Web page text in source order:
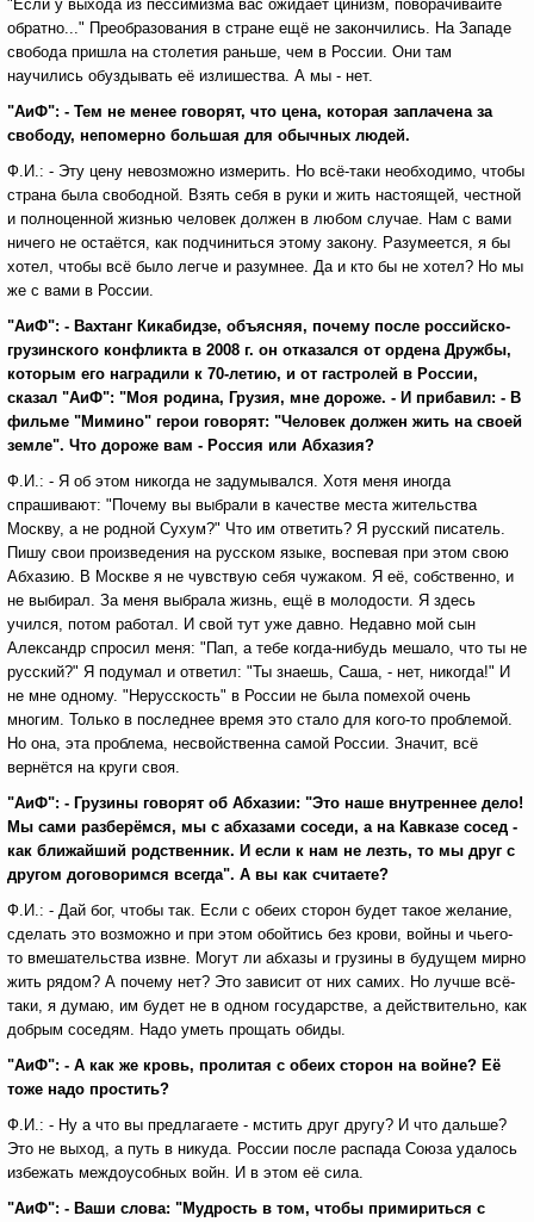
"Если у выхода из пессимизма вас ожидает цинизм, поворачивайте
обратно..." Преобразования в стране ещё не закончились. На Западе
свобода пришла на столетия раньше, чем в России. Они там
научились обуздывать её излишества. А мы - нет.
"АиФ": - Тем не менее говорят, что цена, которая заплачена за
свободу, непомерно большая для обычных людей.
Ф.И.: - Эту цену невозможно измерить. Но всё-таки необходимо, чтобы
страна была свободной. Взять себя в руки и жить настоящей, честной
и полноценной жизнью человек должен в любом случае. Нам с вами
ничего не остаётся, как подчиниться этому закону. Разумеется, я бы
хотел, чтобы всё было легче и разумнее. Да и кто бы не хотел? Но мы
же с вами в России.
"АиФ": - Вахтанг Кикабидзе, объясняя, почему после российско-
грузинского конфликта в 2008 г. он отказался от ордена Дружбы,
которым его наградили к 70-летию, и от гастролей в России,
сказал "АиФ": "Моя родина, Грузия, мне дороже. - И прибавил: - В
фильме "Мимино" герои говорят: "Человек должен жить на своей
земле". Что дороже вам - Россия или Абхазия?
Ф.И.: - Я об этом никогда не задумывался. Хотя меня иногда
спрашивают: "Почему вы выбрали в качестве места жительства
Москву, а не родной Сухум?" Что им ответить? Я русский писатель.
Пишу свои произведения на русском языке, воспевая при этом свою
Абхазию. В Москве я не чувствую себя чужаком. Я её, собственно, и
не выбирал. За меня выбрала жизнь, ещё в молодости. Я здесь
учился, потом работал. И свой тут уже давно. Недавно мой сын
Александр спросил меня: "Пап, а тебе когда-нибудь мешало, что ты не
русский?" Я подумал и ответил: "Ты знаешь, Саша, - нет, никогда!" И
не мне одному. "Нерусскость" в России не была помехой очень
многим. Только в последнее время это стало для кого-то проблемой.
Но она, эта проблема, несвойственна самой России. Значит, всё
вернётся на круги своя.
"АиФ": - Грузины говорят об Абхазии: "Это наше внутреннее дело!
Мы сами разберёмся, мы с абхазами соседи, а на Кавказе сосед -
как ближайший родственник. И если к нам не лезть, то мы друг с
другом договоримся всегда". А вы как считаете?
Ф.И.: - Дай бог, чтобы так. Если с обеих сторон будет такое желание,
сделать это возможно и при этом обойтись без крови, войны и чьего-
то вмешательства извне. Могут ли абхазы и грузины в будущем мирно
жить рядом? А почему нет? Это зависит от них самих. Но лучше всё-
таки, я думаю, им будет не в одном государстве, а действительно, как
добрым соседям. Надо уметь прощать обиды.
"АиФ": - А как же кровь, пролитая с обеих сторон на войне? Её
тоже надо простить?
Ф.И.: - Ну а что вы предлагаете - мстить друг другу? И что дальше?
Это не выход, а путь в никуда. России после распада Союза удалось
избежать междоусобных войн. И в этом её сила.
"АиФ": - Ваши слова: "Мудрость в том, чтобы примириться с